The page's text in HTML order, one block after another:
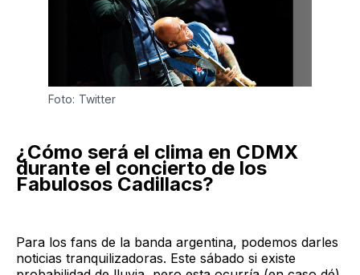
Foto: Twitter
¿Cómo será el clima en CDMX
durante el concierto de los
Fabulosos Cadillacs?
Para los fans de la banda argentina, podemos darles
noticias tranquilizadoras. Este sábado si existe